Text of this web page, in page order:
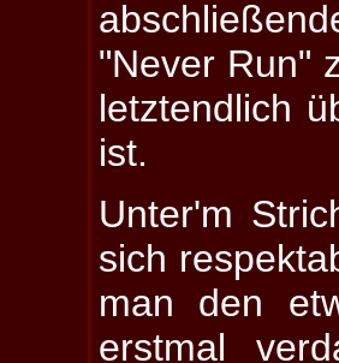
"Never Run"
letztendlich
ist.
Unter'm
sich
man den
erstmal